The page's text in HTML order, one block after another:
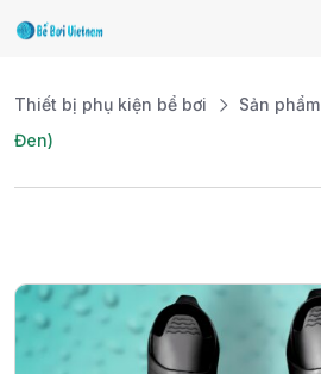
Thiết bị phụ kiện bể bơi Sản phẩm
Đen)